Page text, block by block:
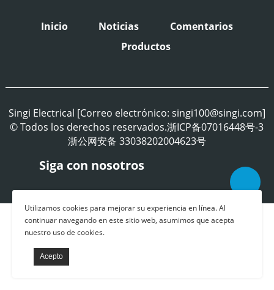
Utilizamos cookies para mejorar su experiencia en línea. Al
continuar navegando en este sitio web, asumimos que acepta
nuestro uso de cookies.
Inicio Noticias
Comentarios
Productos
Singi Electrical [Correo electrónico: singi100@singi.com]
© Todos los derechos reservados.浙ICP备07016448号-3
浙公网安备 33038202004623号
Siga con nosotros